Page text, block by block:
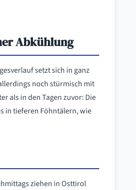
Abkühlung
setzt sich in ganz
noch stürmisch mit
als in den Tagen zuvor: Die
in tieferen Föhntälern, wie
ziehen in Osttirol